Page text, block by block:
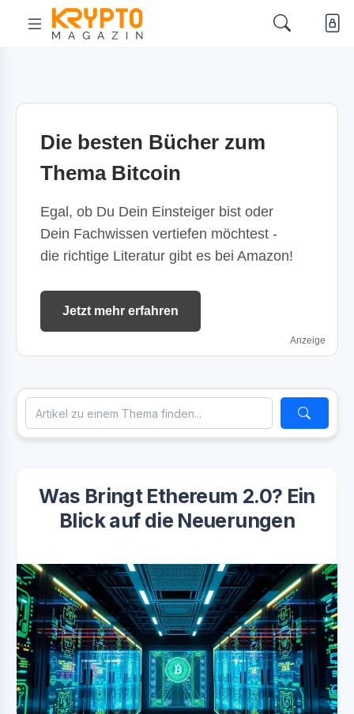
Die besten Bücher zum
Thema Bitcoin
Egal, ob Du Dein Einsteiger bist oder
Dein Fachwissen vertiefen möchtest -
die richtige Literatur gibt es bei Amazon!
Jetzt mehr erfahren
Anzeige
Was Bringt Ethereum 2.0? Ein
Blick auf die Neuerungen